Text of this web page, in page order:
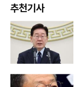
추천기사